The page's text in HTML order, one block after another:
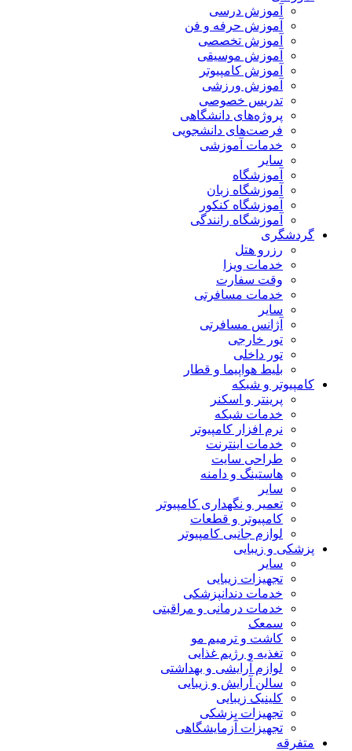
آموزش درسی
آموزش حرفه و فن
آموزش تخصصی
آموزش موسیقی
آموزش کامپیوتر
آموزش ورزشی
تدریس خصوصی
پروژه‌های دانشگاهی
فرصت‌های دانشجویی
خدمات آموزشی
سایر
آموزشگاه
آموزشگاه زبان
آموزشگاه کنکور
آموزشگاه رانندگی
گردشگری
رزرو هتل
خدمات ویزا
وقت سفارت
خدمات مسافرتی
سایر
آژانس مسافرتی
تور خارجی
تور داخلی
بلیط هواپیما و قطار
کامپیوتر و شبکه
پرینتر و اسکنر
خدمات شبکه
نرم افزار کامپیوتر
خدمات اینترنت
طراحی سایت
هاستینگ و دامنه
سایر
تعمیر و نگهداری کامپیوتر
کامپیوتر و قطعات
لوازم جانبی کامپیوتر
پزشکی و زیبایی
سایر
تجهیزات زیبایی
خدمات دندانپزشکی
خدمات درمانی و مراقبتی
سمعک
کاشت و ترمیم مو
تغذیه و رژیم غذایی
لوازم آرایشی و بهداشتی
سالن آرایش و زیبایی
کلینیک زیبایی
تجهیزات پزشکی
تجهیزات آزمایشگاهی
متفرقه